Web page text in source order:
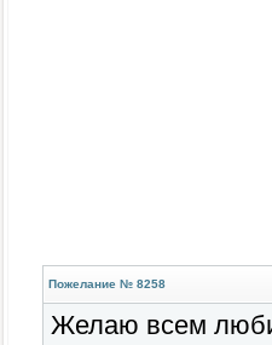
Пожелание № 8258
Желаю всем